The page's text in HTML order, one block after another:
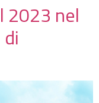
2023 nel